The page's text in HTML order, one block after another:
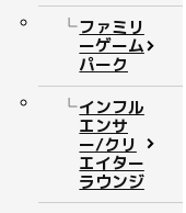
ファミリ
ーゲーム
パーク
インフル
エンサ
ー/クリ
エイター
ラウンジ
たTGS。
間
へ。